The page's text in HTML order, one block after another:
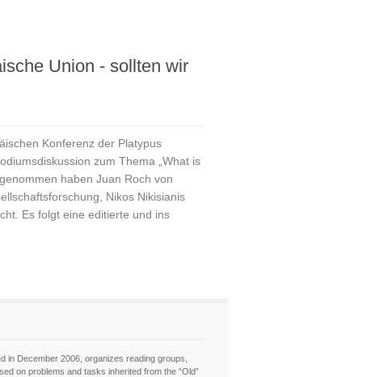
Union - sollten wir
Konferenz der Platypus
zum Thema „What is
haben Juan Roch von
Nikos Nikisianis
Es folgt eine editierte und ins
in December 2006, organizes reading groups,
on problems and tasks inherited from the “Old”